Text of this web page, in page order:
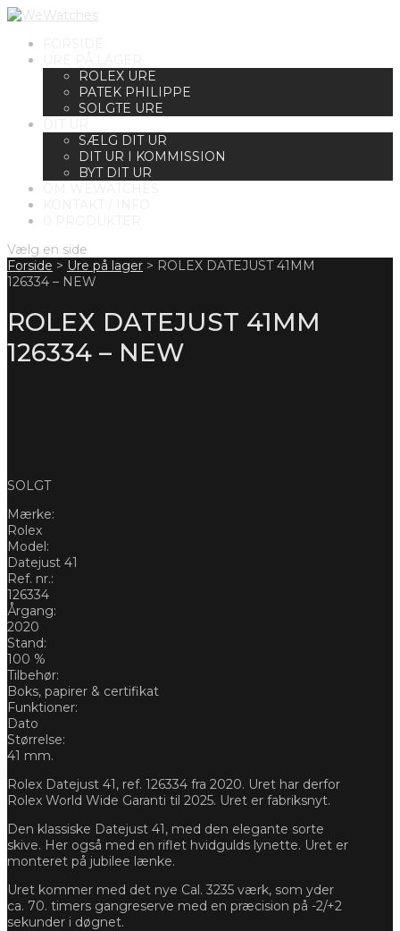
ROLEX URE
PATEK PHILIPPE
SOLGTE URE
SÆLG DIT UR
DIT UR I KOMMISSION
BYT DIT UR
Vælg en side
Forside > Ure på lager > ROLEX DATEJUST 41MM
126334 – NEW
ROLEX DATEJUST 41MM
126334 – NEW
SOLGT
Mærke:
Rolex
Model:
Datejust 41
Ref. nr.:
126334
Årgang:
2020
Stand:
100 %
Tilbehør:
Boks, papirer & certifikat
Funktioner:
Dato
Størrelse:
41 mm.
Rolex Datejust 41, ref. 126334 fra 2020. Uret har derfor
Rolex World Wide Garanti til 2025. Uret er fabriksnyt.
Den klassiske Datejust 41, med den elegante sorte
skive. Her også med en riflet hvidgulds lynette. Uret er
monteret på jubilee lænke.
Uret kommer med det nye Cal. 3235 værk, som yder
ca. 70. timers gangreserve med en præcision på -2/+2
sekunder i døgnet.